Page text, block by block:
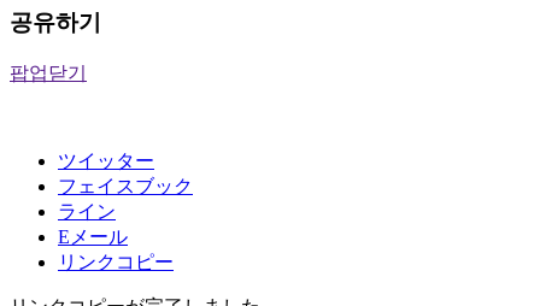
공유하기
팝업닫기
ツイッター
フェイスブック
ライン
Eメール
リンクコピー